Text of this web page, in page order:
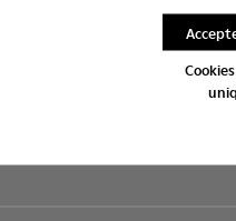
Oui, vous avez bien
vous profiterez d’avantages
réductions, d’accès en